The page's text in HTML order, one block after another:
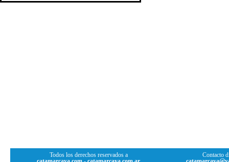
Todos los derechos reservados a
Contacto